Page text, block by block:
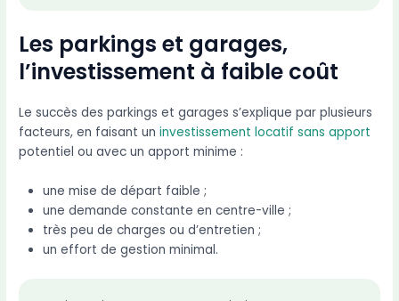
Les parkings et garages,
l’investissement à faible coût
Le succès des parkings et garages s’explique par plusieurs
facteurs, en faisant uninvestissement locatif sans apport
potentiel ou avec un apport minime :
une mise de départ faible ;
une demande constante en centre-ville ;
très peu de charges ou d’entretien ;
un effort de gestion minimal.